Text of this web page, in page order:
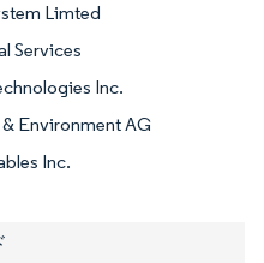
Limted
Services
Inc.
Environment AG
Inc.